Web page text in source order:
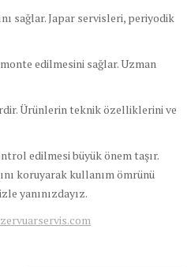
sağlar. Japar servisleri, periyodik
edilmesini sağlar. Uzman
Ürünlerin teknik özelliklerini ve
edilmesi büyük önem taşır.
koruyarak kullanım ömrünü
yanınızdayız.